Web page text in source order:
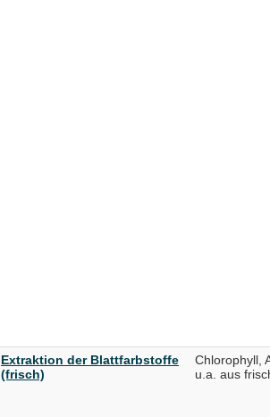
Extraktion der Blattfarbstoffe
(frisch)
Chlorophyll,
u.a. aus